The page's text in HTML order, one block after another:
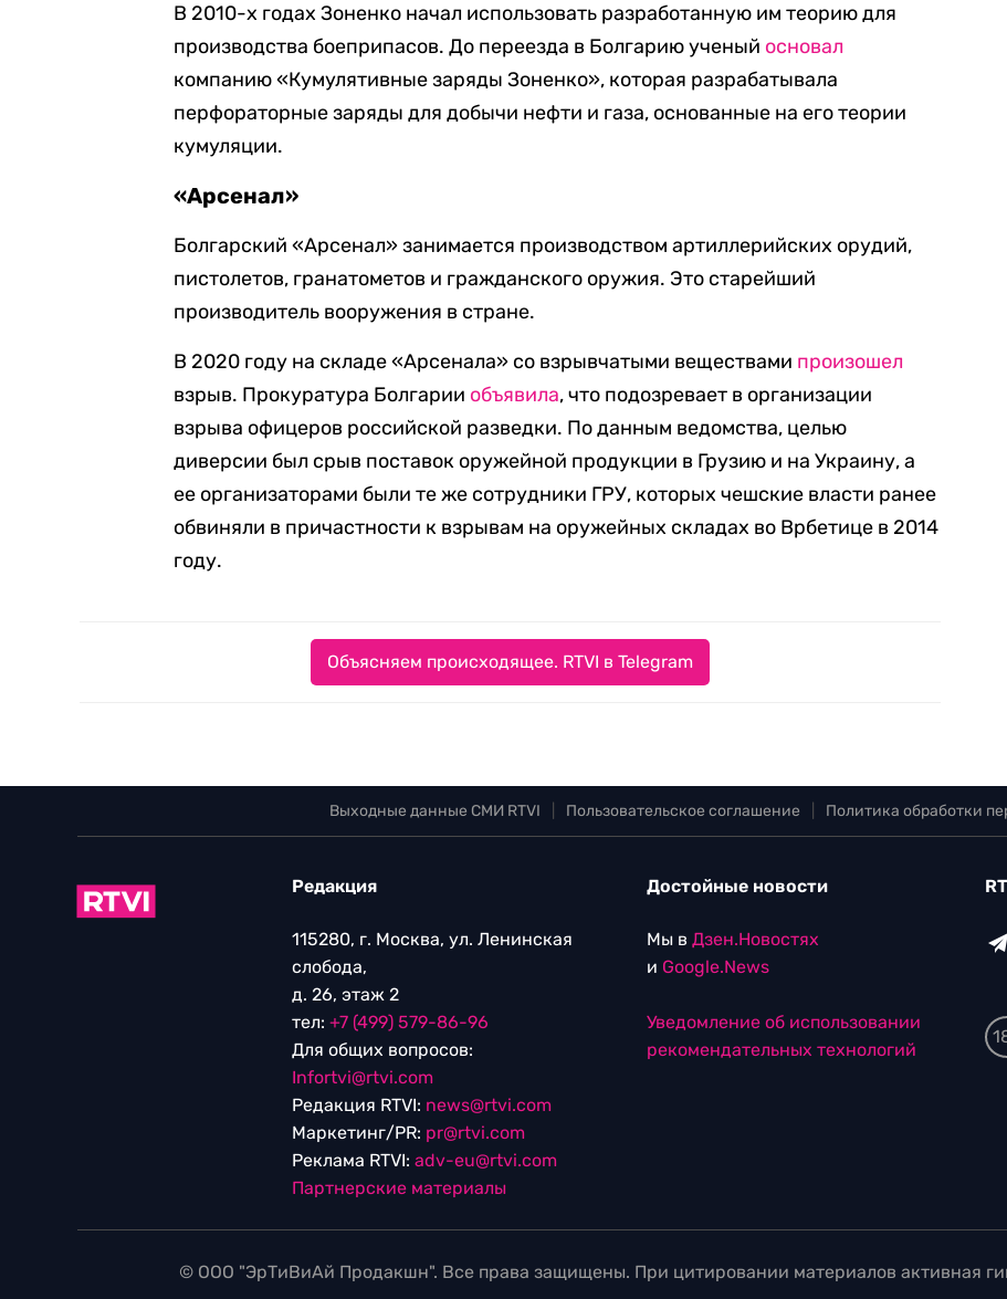
В 2010-х годах Зоненко начал использовать разработанную им теорию для
производства боеприпасов. До переезда в Болгарию ученый основал
компанию «Кумулятивные заряды Зоненко», которая разрабатывала
перфораторные заряды для добычи нефти и газа, основанные на его теории
кумуляции.
«Арсенал»
Болгарский «Арсенал» занимается производством артиллерийских орудий,
пистолетов, гранатометов и гражданского оружия. Это старейший
производитель вооружения в стране.
В 2020 году на складе «Арсенала» со взрывчатыми веществами произошел
взрыв. Прокуратура Болгарии объявила, что подозревает в организации
взрыва офицеров российской разведки. По данным ведомства, целью
диверсии был срыв поставок оружейной продукции в Грузию и на Украину, а
ее организаторами были те же сотрудники ГРУ, которых чешские власти ранее
обвиняли в причастности к взрывам на оружейных складах во Врбетице в 2014
году.
Объясняем происходящее. RTVI в Telegram
Выходные данные СМИ RTVI Пользовательское соглашение Политика обработки
Редакция
115280, г. Москва, ул. Ленинская
слобода,
д. 26, этаж 2
тел: +7 (499) 579-86-96
Для общих вопросов:
Infortvi@rtvi.com
Редакция RTVI: news@rtvi.com
Маркетинг/PR: pr@rtvi.com
Реклама RTVI: adv-eu@rtvi.com
Партнерские материалы
Достойные новости
Мы в Дзен.Новостях
и Google.News
Уведомление об использовании
рекомендательных технологий
© ООО "ЭрТиВиАй Продакшн". Все права защищены. При цитировании материалов активная